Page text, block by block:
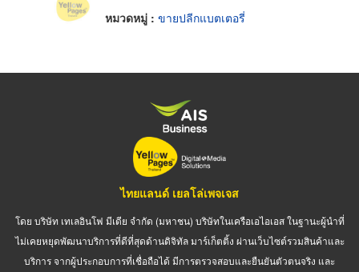
หมวดหมู่ : ขายปลีกแบตเตอรี่
ไทยแลนด์ เยลโล่เพจเจส
โดย บริษัท เทเลอินโฟ มีเดีย จำกัด (มหาชน) บริษัทในเครือเอไอเอส ในฐานะผู้นำที่
ไม่เคยหยุดพัฒนาบริการที่ดีที่สุดด้านดิจิทัล มาร์เก็ตติ้ง ผ่านเว็บไซต์รวมสินค้าและ
บริการ จากผู้ประกอบการที่เชื่อถือได้ มีการตรวจสอบและยืนยันตัวตนจริง และ